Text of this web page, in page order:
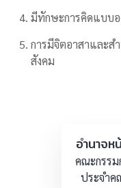
มีทักษะการคิดแบบอ
การมีจิตอาสาและ
สังคม
อำนาจห
คณะกรรม
ประจำค